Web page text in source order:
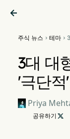

주식 뉴스  테마
3대 대
'극단
Priya
공유하기 